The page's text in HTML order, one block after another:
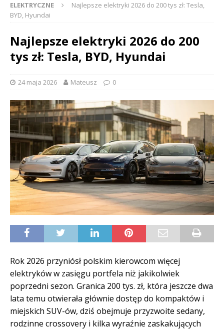
ELEKTRYCZNE
Najlepsze elektryki 2026 do 200 tys zł: Tesla,
BYD, Hyundai
Najlepsze elektryki 2026 do 200
tys zł: Tesla, BYD, Hyundai
24 maja 2026 Mateusz 0
Rok 2026 przyniósł polskim kierowcom więcej
elektryków w zasięgu portfela niż jakikolwiek
poprzedni sezon. Granica 200 tys. zł, która jeszcze dwa
lata temu otwierała głównie dostęp do kompaktów i
miejskich SUV-ów, dziś obejmuje przyzwoite sedany,
rodzinne crossovery i kilka wyraźnie zaskakujących